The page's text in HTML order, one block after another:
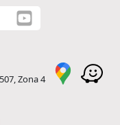
Zona 4